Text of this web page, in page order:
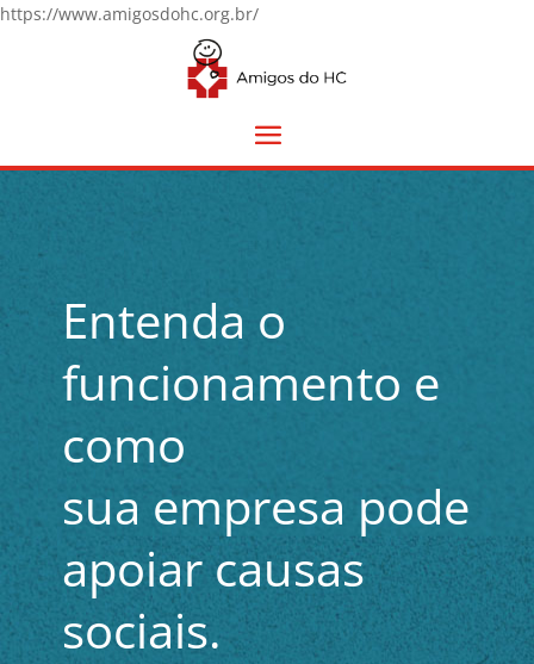
https://www.amigosdohc.org.br/
Entenda o
funcionamento e
como
sua empresa pode
apoiar causas
sociais.